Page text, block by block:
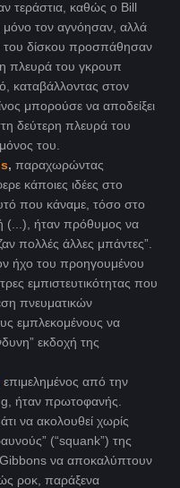
τεράστια, καθώς ο Bill
μόνο τον αγνόησαν, αλλά
του δίσκου προσπάθησαν
πλευρά του γκρουπ
καταβάλλοντας στον
μπορούσε να αποδείξει
δεύτερη πλευρά του
του.
, παραχωρώντας
κάποιες ιδέες στο
που κάναμε, τόσο στο
(...), ήταν πρόθυμος να
πολλές άλλες μπάντες”.
ήχο του προηγουμένου
εμπιστευτικότητας που
πνευματικών
εμπλεκομένους να
εκδοχή της
επιμελημένος από την
ήταν πρωτοφανής.
να ακολουθεί χωρίς
(“squank”) της
Gibbons να αποκαλύπτουν
ροκ, παράξενα